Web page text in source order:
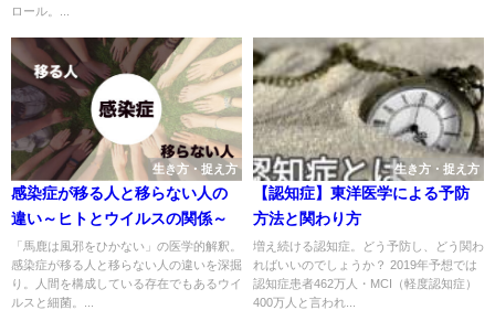
ロール。...
生き方・捉え方
感染症が移る人と移らない人の
違い～ヒトとウイルスの関係～
「馬鹿は風邪をひかない」の医学的解釈。
感染症が移る人と移らない人の違いを深掘
り。人間を構成している存在でもあるウイ
ルスと細菌。...
生き方・捉え方
【認知症】東洋医学による予防
方法と関わり方
増え続ける認知症。どう予防し、どう関わ
ればいいのでしょうか？ 2019年予想では
認知症患者462万人・MCI（軽度認知症）
400万人と言われ...